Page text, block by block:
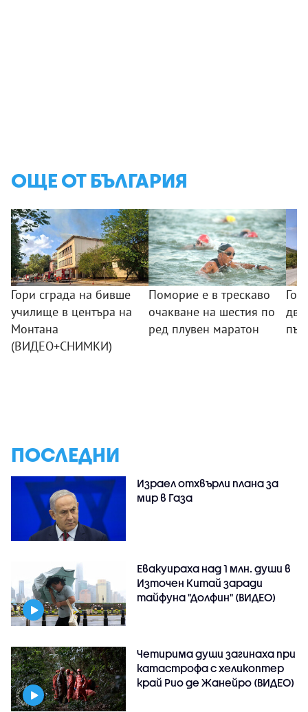
ОЩЕ ОТ БЪЛГАРИЯ
Гори сграда на бивше
училище в центъра на
Монтана
(ВИДЕО+СНИМКИ)
Поморие е в трескаво
очакване на шестия по
ред плувен маратон
ПОСЛЕДНИ
Израел отхвърли плана за
мир в Газа
Евакуираха над 1 млн. души в
Източен Китай заради
тайфуна "Долфин" (ВИДЕО)
Четирима души загинаха при
катастрофа с хеликоптер
край Рио де Жанейро (ВИДЕО)